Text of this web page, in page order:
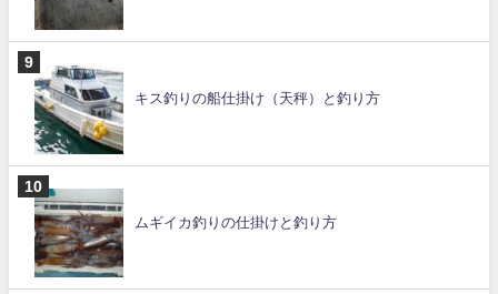
キス釣りの船仕掛け（天秤）と釣り方
ムギイカ釣りの仕掛けと釣り方